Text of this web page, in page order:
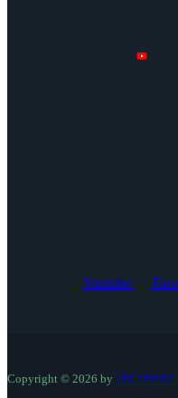
Youtube
Copyright © 2026 by